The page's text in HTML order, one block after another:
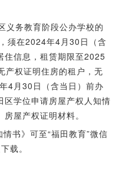
义务教育阶段公办学校的
须在2024年4月30日（含
住信息，租赁期限至2025
权证明住房的租户，无
4月30日（含当日）前办
学位申请房屋产权人知情
屋产权证明材料。
书》可至“福田教育”微信
载。